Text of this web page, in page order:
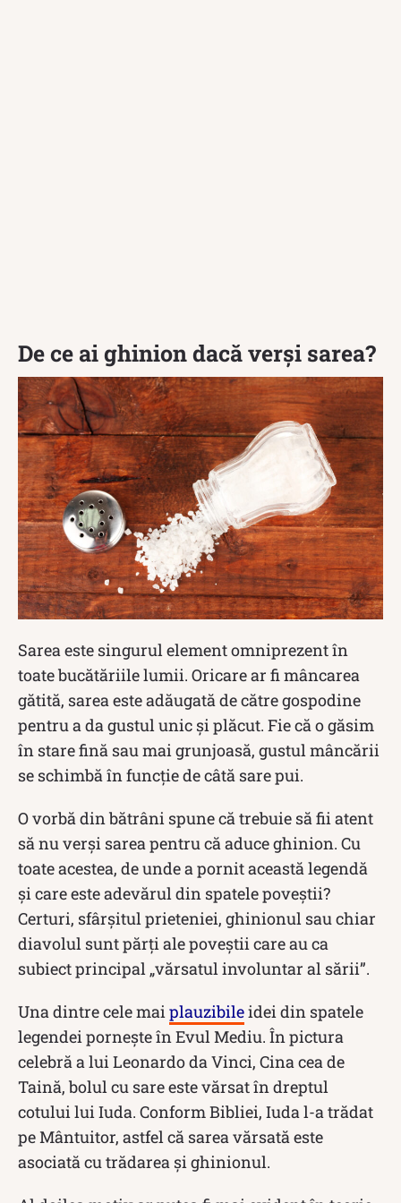
De ce ai ghinion dacă verși sarea?
Sarea este singurul element omniprezent în
toate bucătăriile lumii. Oricare ar fi mâncarea
gătită, sarea este adăugată de către gospodine
pentru a da gustul unic și plăcut. Fie că o găsim
în stare fină sau mai grunjoasă, gustul mâncării
se schimbă în funcție de câtă sare pui.
O vorbă din bătrâni spune că trebuie să fii atent
să nu verși sarea pentru că aduce ghinion. Cu
toate acestea, de unde a pornit această legendă
și care este adevărul din spatele poveștii?
Certuri, sfârșitul prieteniei, ghinionul sau chiar
diavolul sunt părți ale poveștii care au ca
subiect principal „vărsatul involuntar al sării”.
Una dintre cele maiplauzibileidei din spatele
legendei pornește în Evul Mediu. În pictura
celebră a lui Leonardo da Vinci, Cina cea de
Taină, bolul cu sare este vărsat în dreptul
cotului lui Iuda. Conform Bibliei, Iuda l-a trădat
pe Mântuitor, astfel că sarea vărsată este
asociată cu trădarea și ghinionul.